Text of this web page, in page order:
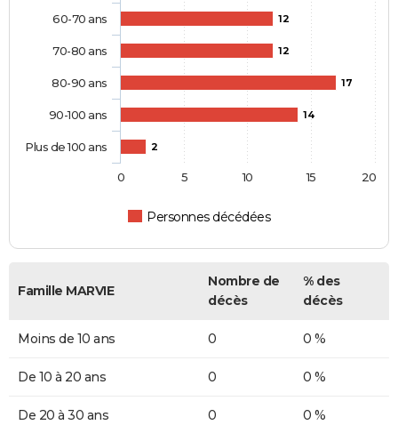
12
12
17
14
2
Personnes décédées
60-70 ans
70-80 ans
80-90 ans
90-100 ans
Plus de 100 ans
0 5 10 15 20
Famille MARVIE
Nombre de
décès
% des
décès
Moins de 10 ans 0 0 %
De 10 à 20 ans 0 0 %
De 20 à 30 ans 0 0 %